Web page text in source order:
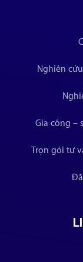
Nghiên
Gia công –
Trọn gói tư